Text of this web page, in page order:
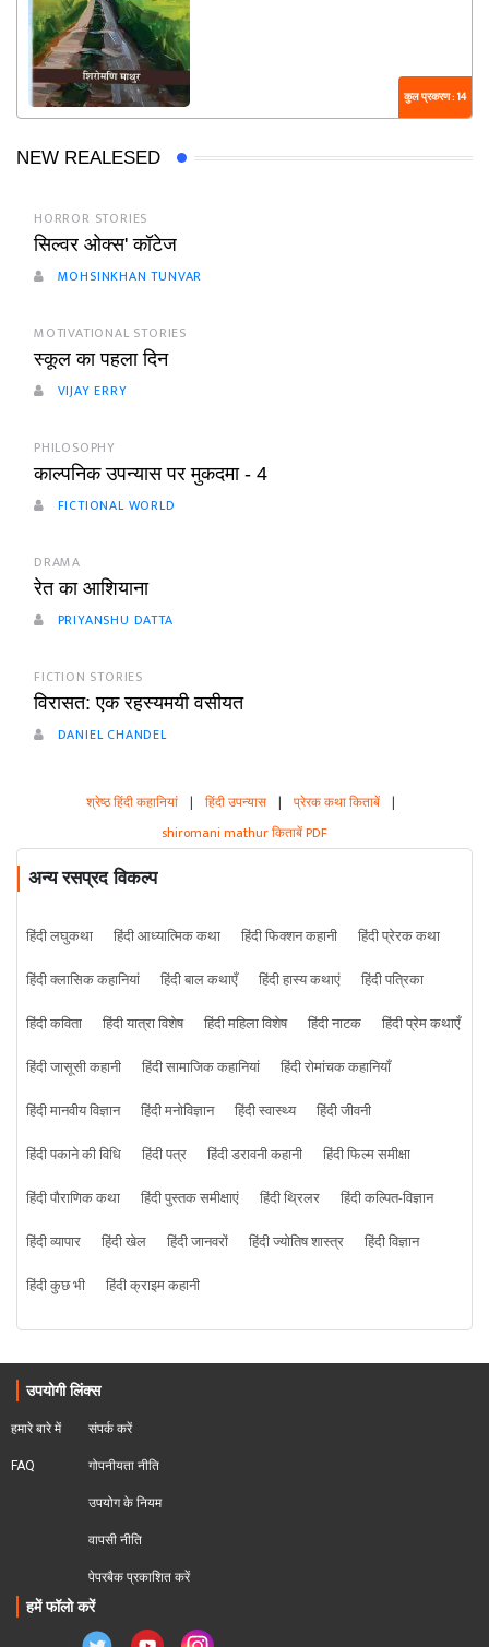
कुल प्रकरण : 14
NEW REALESED
HORROR STORIES
सिल्वर ओक्स' कॉटेज
MOHSINKHAN TUNVAR
MOTIVATIONAL STORIES
स्कूल का पहला दिन
VIJAY ERRY
PHILOSOPHY
काल्पनिक उपन्यास पर मुकदमा - 4
FICTIONAL WORLD
DRAMA
रेत का आशियाना
PRIYANSHU DATTA
FICTION STORIES
विरासत: एक रहस्यमयी वसीयत
DANIEL CHANDEL
श्रेष्ठ हिंदी कहानियां | हिंदी उपन्यास | प्रेरक कथा किताबें |
shiromani mathur किताबें PDF
अन्य रसप्रद विकल्प
हिंदी लघुकथा हिंदी आध्यात्मिक कथा हिंदी फिक्शन कहानी
हिंदी प्रेरक कथा
हिंदी क्लासिक कहानियां
हिंदी बाल कथाएँ हिंदी हास्य कथाएं
हिंदी पत्रिका
हिंदी कविता
हिंदी यात्रा विशेष हिंदी महिला विशेष हिंदी नाटक
हिंदी प्रेम कथाएँ
हिंदी जासूसी कहानी
हिंदी सामाजिक कहानियां
हिंदी रोमांचक कहानियाँ
हिंदी मानवीय विज्ञान
हिंदी मनोविज्ञान हिंदी स्वास्थ्य
हिंदी जीवनी
हिंदी पकाने की विधि
हिंदी पत्र हिंदी डरावनी कहानी
हिंदी फिल्म समीक्षा
हिंदी पौराणिक कथा
हिंदी पुस्तक समीक्षाएं हिंदी थ्रिलर
हिंदी कल्पित-विज्ञान
हिंदी व्यापार
हिंदी खेल हिंदी जानवरों हिंदी ज्योतिष शास्त्र
हिंदी विज्ञान
हिंदी कुछ भी
हिंदी क्राइम कहानी
उपयोगी लिंक्स
हमारे बारे में
FAQ
संपर्क करें
गोपनीयता नीति
उपयोग के नियम
वापसी नीति
पेपरबैक प्रकाशित करें
हमें फॉलो करें